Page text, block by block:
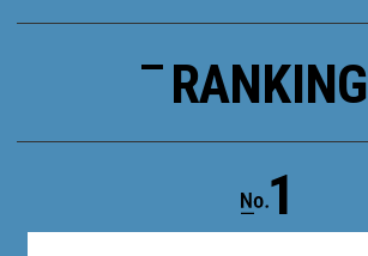
RANKING
1